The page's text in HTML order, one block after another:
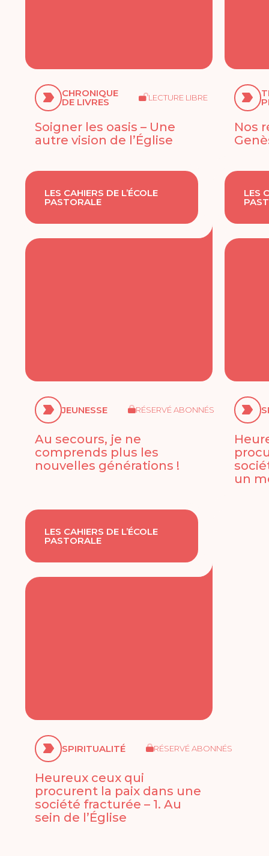
CHRONIQUE
DE LIVRES LECTURE LIBRE
Soigner les oasis – Une
autre vision de l’Église
Nos
LES CAHIERS DE L’ÉCOLE
PASTORALE
JEUNESSE RÉSERVÉ ABONNÉS
Au secours, je ne
comprends plus les
nouvelles générations !
LES
un
LES CAHIERS DE L’ÉCOLE
PASTORALE
SPIRITUALITÉ RÉSERVÉ ABONNÉS
Heureux ceux qui
procurent la paix dans une
société fracturée – 1. Au
sein de l’Église